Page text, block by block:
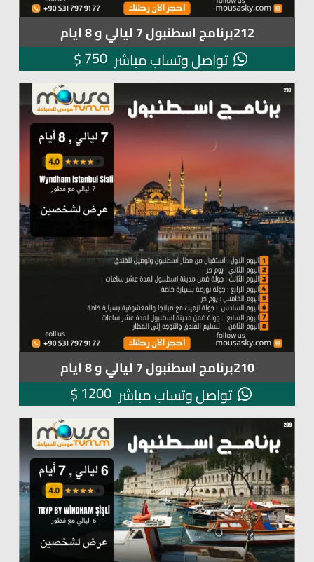
212برنامج اسطنبول 7 ليالي و 8 ايام
تواصل وتساب مباشر $750
210برنامج اسطنبول 7 ليالي و 8 ايام
تواصل وتساب مباشر $1200